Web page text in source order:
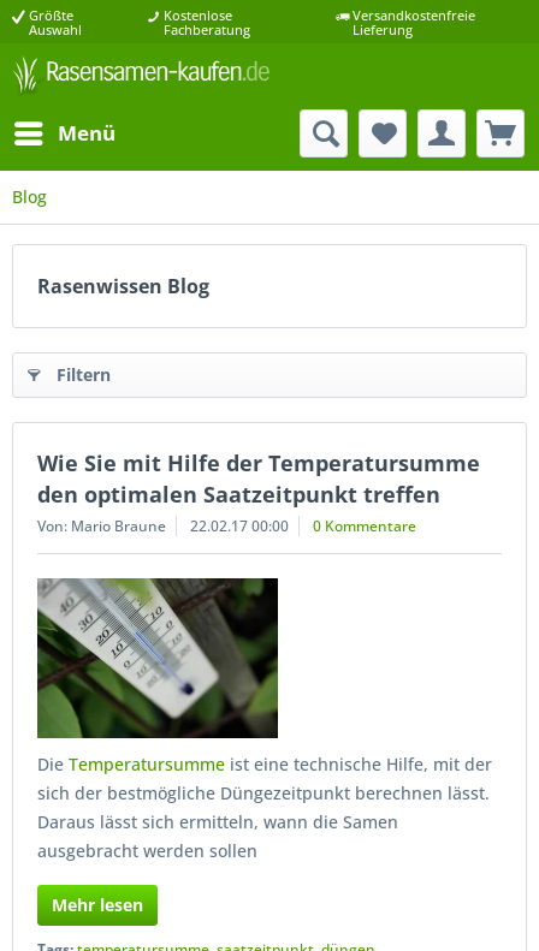
Größte
Auswahl
Kostenlose
Fachberatung
Versandkostenfreie
Lieferung
Menü
Blog
Rasenwissen Blog
Filtern
Wie Sie mit Hilfe der Temperatursumme
den optimalen Saatzeitpunkt treffen
Von: Mario Braune 22.02.17 00:00 0 Kommentare
Die Temperatursumme ist eine technische Hilfe, mit der
sich der bestmögliche Düngezeitpunkt berechnen lässt.
Daraus lässt sich ermitteln, wann die Samen
ausgebracht werden sollen
Mehr lesen